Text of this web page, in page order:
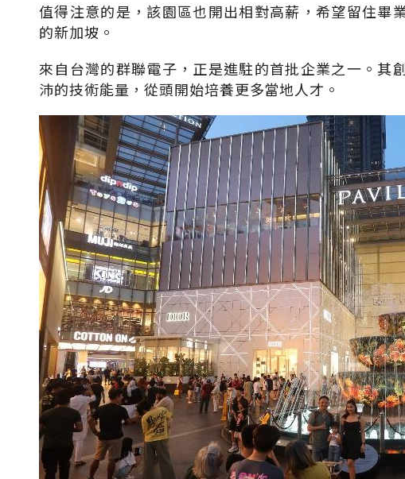
值得注意的是，該園區也開出相對高薪，希望留住畢
的新加坡。
來自台灣的群聯電子，正是進駐的首批企業之一。其
沛的技術能量，從頭開始培養更多當地人才。